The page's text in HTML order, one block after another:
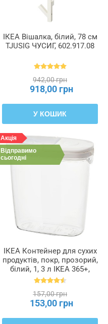
ІКЕА Вішалка, білий, 78 см
TJUSIG ЧУСИГ, 602.917.08
942,00 грн
918,00 грн
У КОШИК
Акція
Відправимо
сьогодні
ІКЕА Контейнер для сухих
продуктів, покр, прозорий,
білий, 1, 3 л IKEA 365+,
800.667.23
157,00 грн
153,00 грн